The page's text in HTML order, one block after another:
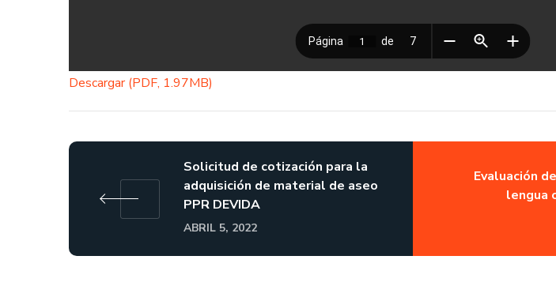
Descargar (PDF, 1.97MB)
Solicitud de cotización para la
adquisición de material de aseo
PPR DEVIDA
ABRIL 5, 2022
Evaluación
lengua